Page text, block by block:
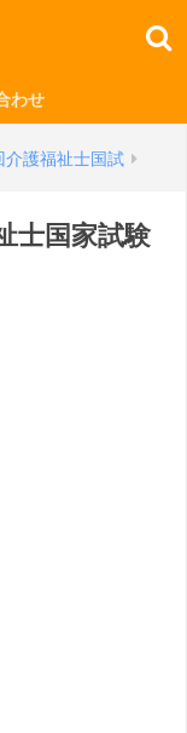
わせ
介護福祉士国試
士国家試験